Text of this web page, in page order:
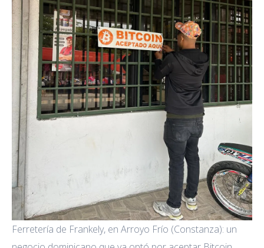
Ferretería de Frankely, en Arroyo Frío (Constanza): un